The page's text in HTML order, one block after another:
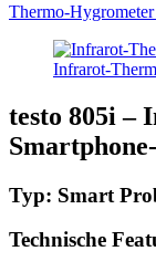
Thermo-Hygrometer
Infrarot-
testo 805i –
Typ: Smart
Technische